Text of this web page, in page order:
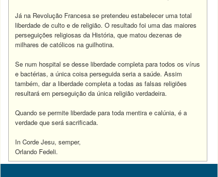
Já na Revolução Francesa se pretendeu estabelecer uma total
liberdade de culto e de religião. O resultado foi uma das maiores
perseguições religiosas da História, que matou dezenas de
milhares de católicos na guilhotina.
Se num hospital se desse liberdade completa para todos os vírus
e bactérias, a única coisa perseguida seria a saúde. Assim
também, dar a liberdade completa a todas as falsas religiões
resultará em perseguição da única religião verdadeira.
Quando se permite liberdade para toda mentira e calúnia, é a
verdade que será sacrificada.
In Corde Jesu, semper,
Orlando Fedeli.